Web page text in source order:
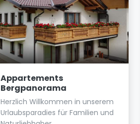
Appartements
Bergpanorama
Herzlich Willkommen in unserem
Urlaubsparadies für Familien und